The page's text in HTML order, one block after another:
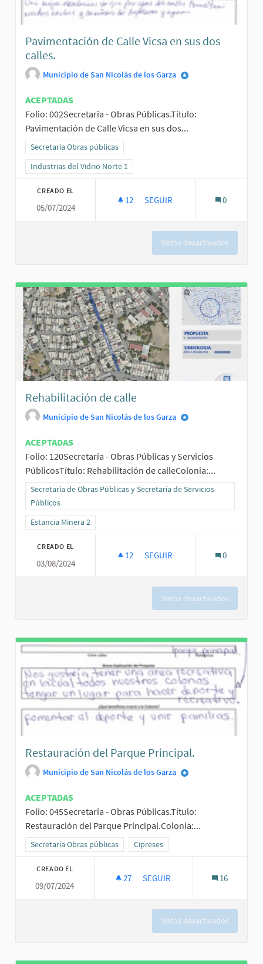
Pavimentación de Calle Vicsa en sus dos
calles.
Municipio de San Nicolás de los Garza
ACEPTADAS
Folio: 002Secretaria - Obras Públicas.Título:
Pavimentación de Calle Vicsa en sus dos...
Resultados al filtrar por la categoría: Secretaría Obras públicas
Secretaría Obras públicas
Resultados al filtrar por el ámbito: Industrias del Vidrio Norte 1
Industrias del Vidrio Norte 1
CREADO EL
05/07/2024
12 12 SEGUIDORAS
SEGUIR 0
Votos desactivados
Rehabilitación de calle
Municipio de San Nicolás de los Garza
ACEPTADAS
Folio: 120Secretaria - Obras Públicas y Servicios
PúblicosTítulo: Rehabilitación de calleColonia:...
Resultados al filtrar por la categoría: Secretaría de Obras Públicas
Secretaría de Obras Públicas y Secretaría de Servicios
Públicos
Resultados al filtrar por el ámbito: Estancia Minera 2
Estancia Minera 2
CREADO EL
03/08/2024
12 12 SEGUIDORAS
SEGUIR 0
Votos desactivados
Restauración del Parque Principal.
Municipio de San Nicolás de los Garza
ACEPTADAS
Folio: 045Secretaria - Obras Públicas.Título:
Restauración del Parque Principal.Colonia:...
Resultados al filtrar por la categoría: Secretaría Obras públicas
Secretaría Obras públicas Resultados al filtrar por el ámbito:
Cipreses
CREADO EL
09/07/2024
27 27 SEGUIDORAS
SEGUIR 16
Votos desactivados